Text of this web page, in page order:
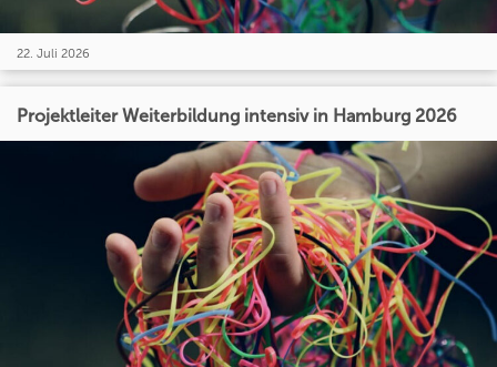
22. Juli 2026
Projektleiter Weiterbildung intensiv in Hamburg 2026